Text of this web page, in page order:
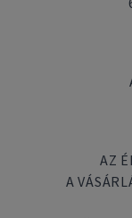
AZ
A